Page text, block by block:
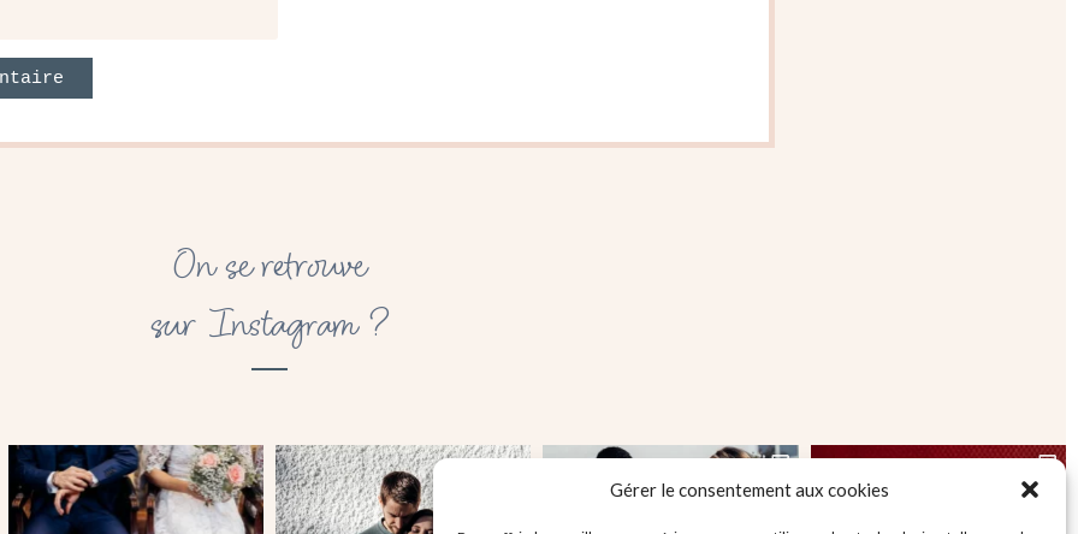
Gérer le consentement aux cookies
On se retrouve
sur Instagram ?